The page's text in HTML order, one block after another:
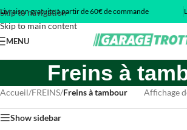
Skip to navigation
Skip to main content
Livraison gratuite à partir de 60€ de commande
MENU
Freins à
Accueil/FREINS/Freins à tambour Affichage
Show sidebar